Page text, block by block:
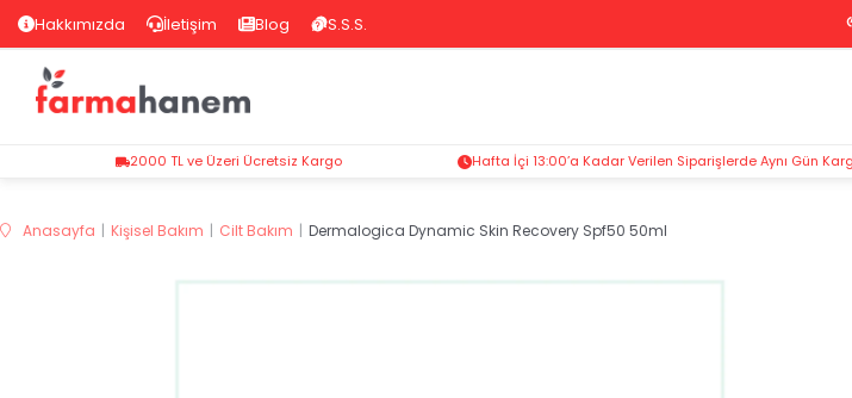
Hakkımızda İletişim Blog S.S.S.
2000 TL ve Üzeri Ücretsiz Kargo Hafta İçi 13:00’a Kadar Verilen Siparişlerde Aynı Gün
Anasayfa Kişisel Bakım Cilt Bakım Dermalogica Dynamic Skin Recovery Spf50 50ml